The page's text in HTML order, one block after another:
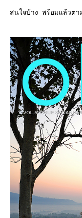
สนใจบ้าง พร้อมแล้วตา